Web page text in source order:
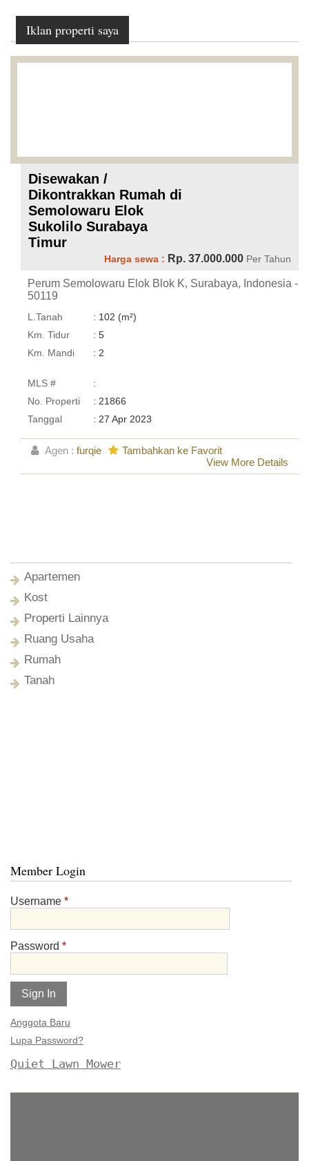
Iklan properti saya
Disewakan /
Dikontrakkan Rumah di
Semolowaru Elok
Sukolilo Surabaya
Timur
Harga sewa : Rp. 37.000.000 Per Tahun
Perum Semolowaru Elok Blok K, Surabaya, Indonesia -
50119
L.Tanah
: 102 (m²)
Km. Tidur
: 5
Km. Mandi
: 2
MLS #
:
No. Properti
: 21866
Tanggal
: 27 Apr 2023
Agen : furqie
Tambahkan ke Favorit
View More Details
Apartemen
Kost
Properti Lainnya
Ruang Usaha
Rumah
Tanah
Member Login
Username *
Password *
Anggota Baru
Lupa Password?
Quiet Lawn Mower